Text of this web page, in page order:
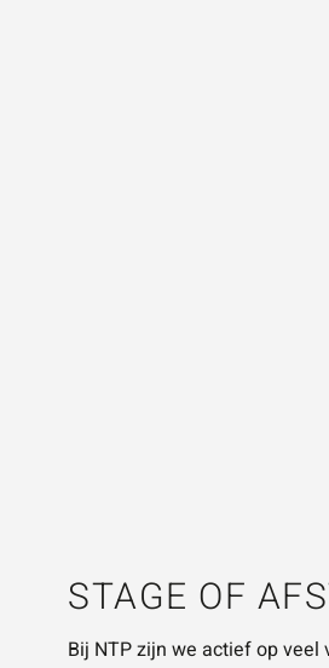
STAGE OF
Bij NTP zijn we actief op